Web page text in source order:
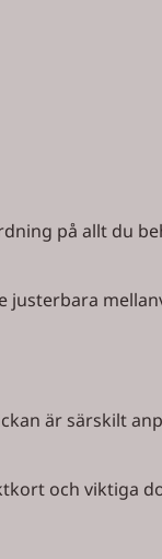
på allt du
är särskilt
och viktiga